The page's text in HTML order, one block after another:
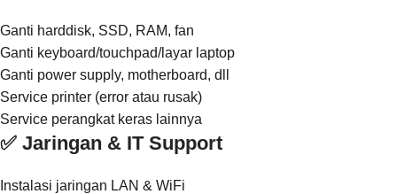
Ganti harddisk, SSD, RAM, fan
Ganti keyboard/touchpad/layar laptop
Ganti power supply, motherboard, dll
Service printer (error atau rusak)
Service perangkat keras lainnya
✅ Jaringan & IT Support
Instalasi jaringan LAN & WiFi